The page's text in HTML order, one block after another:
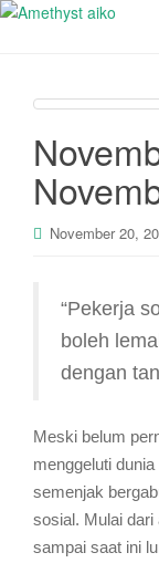
November 20,
“Pekerja
boleh
dengan
Meski belum
menggeluti
semenjak
sosial. Mulai dari
sampai saat ini